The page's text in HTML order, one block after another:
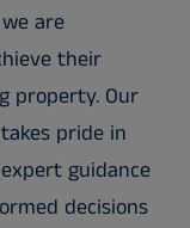
are
their
property. Our
pride in
guidance
decisions